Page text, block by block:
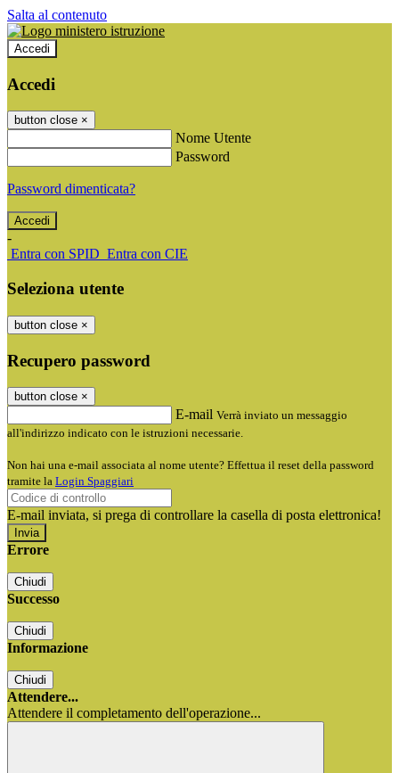
Salta al contenuto
Accedi
Accedi
button close ×
Nome Utente
Password
Password dimenticata?
-
Entra con SPID Entra con CIE
Seleziona utente
button close ×
Recupero password
button close ×
E-mail Verrà inviato un messaggio
all'indirizzo indicato con le istruzioni necessarie.
Non hai una e-mail associata al nome utente? Effettua il reset della password
tramite la Login Spaggiari
E-mail inviata, si prega di controllare la casella di posta elettronica!
Errore
Chiudi
Successo
Chiudi
Informazione
Chiudi
Attendere...
Attendere il completamento dell'operazione...